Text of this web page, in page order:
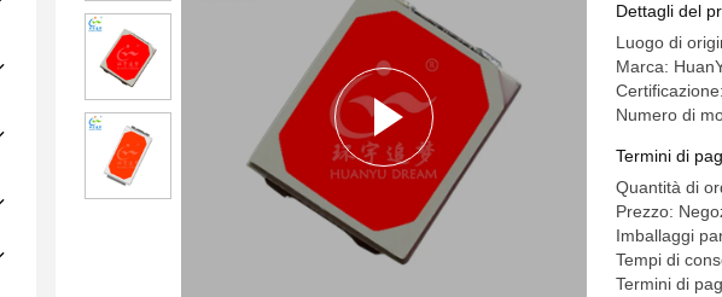
Dettagli del
Luogo di
Marca:
Numero di
Termini di
Quantità di
Prezzo:
Imballaggi
Tempi di
Termini di